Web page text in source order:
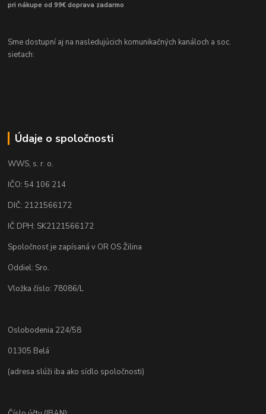
pri nákupe od 99€ doprava zadarmo
Sme dostupní aj na nasledujúcich komunikačných kanáloch a soc.
sieťach:
Údaje o spoločnosti
WWS, s. r. o.
IČO: 54 106 214
DIČ: 2121566172
IČ DPH: SK2121566172
Spoločnosť je zapísaná v OR OS Žilina
Oddiel: Sro.
Vložka číslo: 78086/L
Oslobodenia 224/58
01305 Belá
(adresa slúži iba ako sídlo spoločnosti)